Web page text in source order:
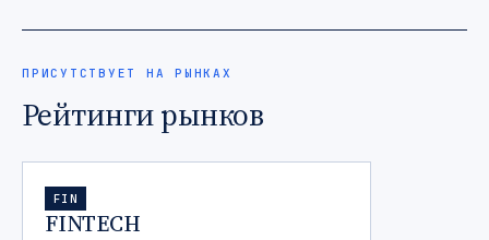
ПРИСУТСТВУЕТ НА РЫНКАХ
Рейтинги рынков
FIN
FINTECH